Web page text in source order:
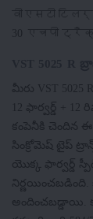
वीएसटी
30 एचपी
మీరు VST 5025
12 ఫార్వర్డ్ +
కంపెనీకి చెందిన ఈ
సింక్రోమెష్ టైప్
యొక్క ఫార్వర్డ్
నిర్ణయించబడింది.
అందించబడ్డాయి.